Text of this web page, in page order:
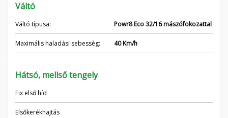
Váltó
Váltó típusa: Powr8 Eco 32/16 mászófokozattal
Maximális haladási sebesség: 40 Km/h
Hátsó, mellső tengely
Fix első híd
Elsőkerékhajtás